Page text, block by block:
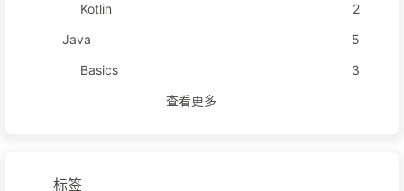
Kotlin
2
Java
5
Basics
3
查看更多
标签